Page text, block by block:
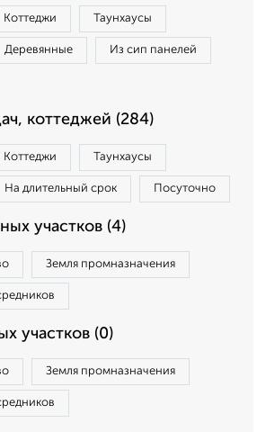
Коттеджи Таунхаусы
Деревянные Из сип панелей
коттеджей (284)
Коттеджи Таунхаусы
На длительный срок Посуточно
участков (4)
Земля промназначения
участков (0)
Земля промназначения